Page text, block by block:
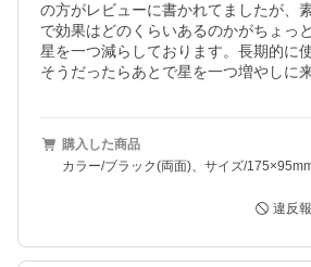
の方がレビューに書かれてましたが、
で効果はどのくらいあるのかがちょっ
星を一つ減らしております。長期的に
そうだったらあとで星を一つ増やしに
購入した商品
カラー/ブラック(両面)、サイズ/
違反